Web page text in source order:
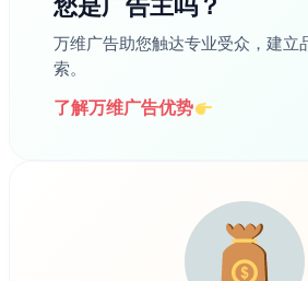
您是广告主吗？
万维广告助您触达专业受众，建立
索。
了解万维广告优势